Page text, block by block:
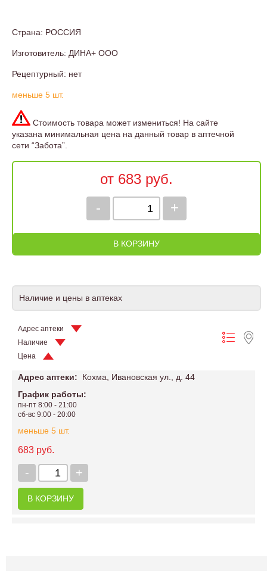
Страна: РОССИЯ
Изготовитель: ДИНА+ ООО
Рецептурный: нет
меньше 5 шт.
Стоимость товара может измениться! На сайте
указана минимальная цена на данный товар в аптечной
сети “Забота”.
от 683 руб.
+
-
В КОРЗИНУ
Наличие и цены в аптеках
Адрес аптеки
Наличие
Цена
Адрес аптеки:
Кохма, Ивановская ул., д. 44
График работы:
пн-пт 8:00 - 21:00
сб-вс 9:00 - 20:00
меньше 5 шт.
683 руб.
+
-
В КОРЗИНУ